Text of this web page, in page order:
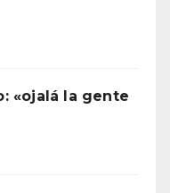
«ojalá la gente